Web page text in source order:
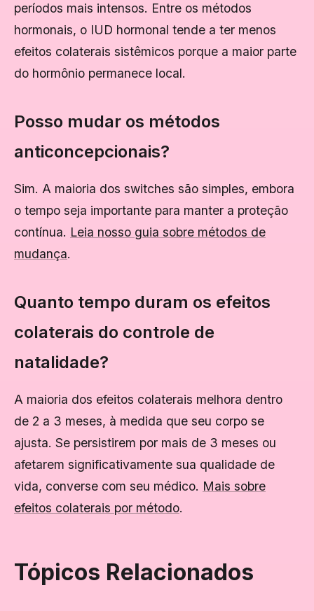
períodos mais intensos. Entre os métodos
hormonais, o IUD hormonal tende a ter menos
efeitos colaterais sistêmicos porque a maior parte
do hormônio permanece local.
Posso mudar os métodos
anticoncepcionais?
Sim. A maioria dos switches são simples, embora
o tempo seja importante para manter a proteção
contínua. Leia nosso guia sobre métodos de
mudança.
Quanto tempo duram os efeitos
colaterais do controle de
natalidade?
A maioria dos efeitos colaterais melhora dentro
de 2 a 3 meses, à medida que seu corpo se
ajusta. Se persistirem por mais de 3 meses ou
afetarem significativamente sua qualidade de
vida, converse com seu médico. Mais sobre
efeitos colaterais por método.
Tópicos Relacionados